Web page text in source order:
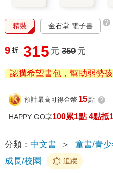
精裝 金石堂 電子書 ?
9 折 315 元 350 元
認購希望書包，幫助弱勢
預計最高可得金幣 15點 ?
HAPPY GO享100累1點 4點抵
分類： 中文書 ＞ 童書/青
成長/校園
追蹤